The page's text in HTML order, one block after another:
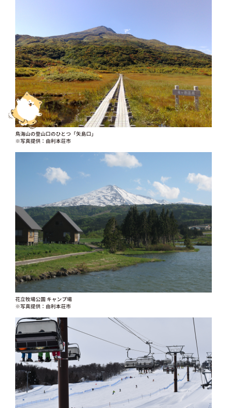
鳥海山の登山口のひとつ「矢島口」
※写真提供：由利本荘市
花立牧場公園 キャンプ場
※写真提供：由利本荘市